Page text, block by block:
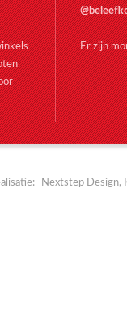
Er zijn
Nextstep Design,